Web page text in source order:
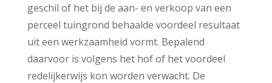
geschil of het bij de aan- en verkoop van een
perceel tuingrond behaalde voordeel resultaat
uit een werkzaamheid vormt. Bepalend
daarvoor is volgens het hof of het voordeel
redelijkerwijs kon worden verwacht. De